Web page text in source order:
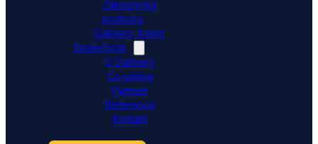
Zákaznická
podpora
Dativery Agent
Společnost
O Dativery
Co umíme
Partneři
Reference
Kontakt